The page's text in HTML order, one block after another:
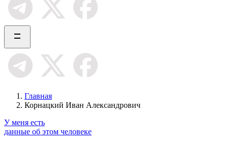
Главная
Корнацкий Иван Александрович
У меня есть
данные об этом человеке